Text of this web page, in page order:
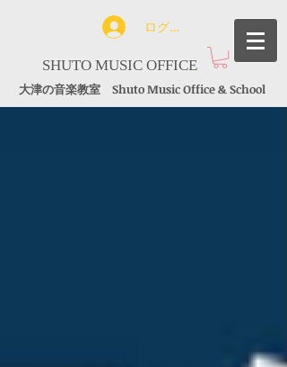
ログイン
SHUTO MUSIC OFFICE
大津の音楽教室 Shuto Music Office & School